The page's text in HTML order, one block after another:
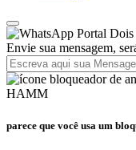
Portal Dois
Envie sua mensagem,
HAMM
parece que você usa um